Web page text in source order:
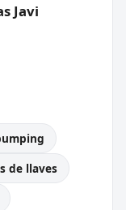
Javi
de llaves